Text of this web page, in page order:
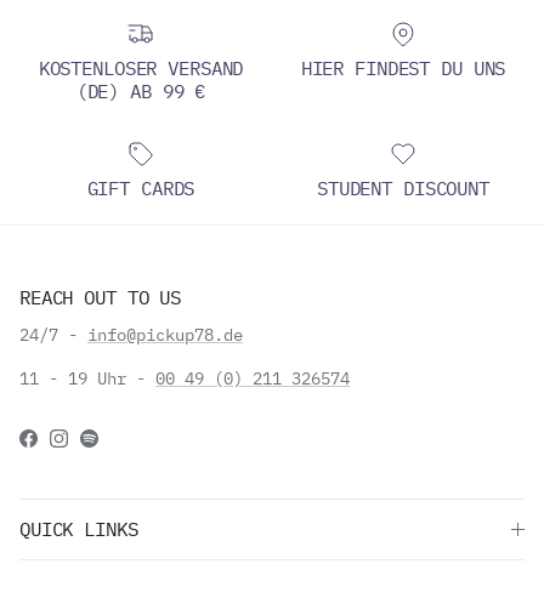
KOSTENLOSER VERSAND
(DE) AB 99 €
HIER FINDEST DU UNS
GIFT CARDS STUDENT DISCOUNT
REACH OUT TO US
24/7 - info@pickup78.de
11 - 19 Uhr - 00 49 (0) 211 326574
Facebook
Instagram
Spotify
QUICK LINKS